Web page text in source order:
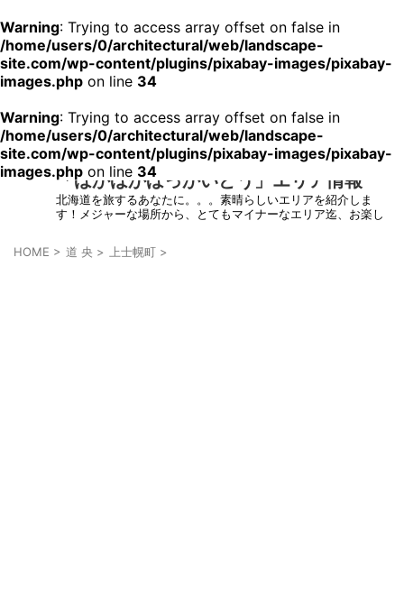
Warning: Trying to access array offset on false in
/home/users/0/architectural/web/landscape-
site.com/wp-content/plugins/pixabay-images/pixabay-
images.php on line 34
Warning: Trying to access array offset on false in
/home/users/0/architectural/web/landscape-
site.com/wp-content/plugins/pixabay-images/pixabay-
images.php on line 34
「ほかほかほっかいどう」エリア情報
北海道を旅するあなたに。。。素晴らしいエリアを紹介しま
す！メジャーな場所から、とてもマイナーなエリア迄、お楽し
HOME > 道 央 > 上士幌町 >